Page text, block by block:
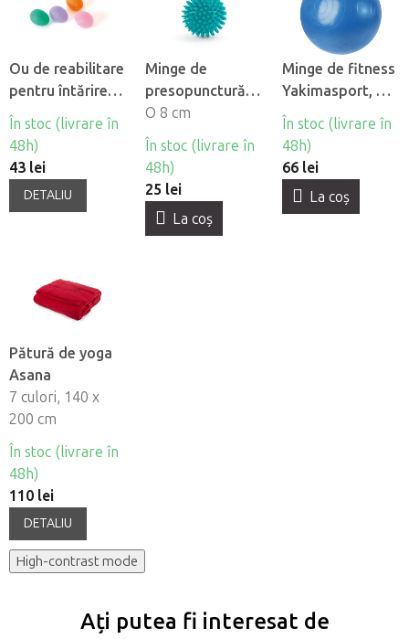
Ou de reabilitare
pentru întărirea
mâinilor SISSEL®
PRESS EGG
În stoc (livrare în
48h)
43 lei
DETALIU
Minge de
presopunctură
Bodhi Spiky Ball
O 8 cm
În stoc (livrare în
48h)
25 lei
La coş
Minge de fitness
Yakimasport, Ø
65 cm
În stoc (livrare în
48h)
66 lei
La coş
Pătură de yoga
Asana
7 culori, 140 x
200 cm
În stoc (livrare în
48h)
110 lei
DETALIU
High-contrast mode
Ați putea fi interesat de